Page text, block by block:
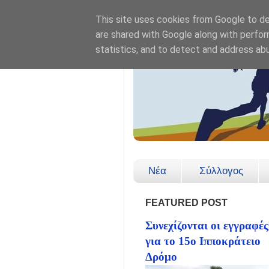
Νέα Σύλλογος
FEATURED POST
Συνεχίζονται οι εγγραφές
για το 15ο Ιπποκράτειο
Δρόμο
This site uses cookies from Google to
are shared with Google along with
statistics, and to detect and address